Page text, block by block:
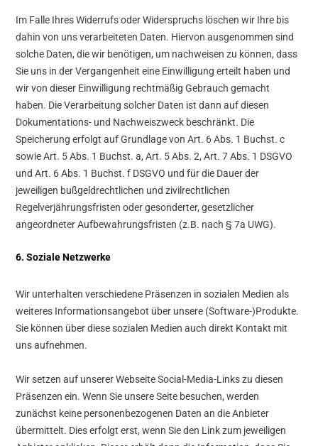
Im Falle Ihres Widerrufs oder Widerspruchs löschen wir Ihre bis
dahin von uns verarbeiteten Daten. Hiervon ausgenommen sind
solche Daten, die wir benötigen, um nachweisen zu können, dass
Sie uns in der Vergangenheit eine Einwilligung erteilt haben und
wir von dieser Einwilligung rechtmäßig Gebrauch gemacht
haben. Die Verarbeitung solcher Daten ist dann auf diesen
Dokumentations- und Nachweiszweck beschränkt. Die
Speicherung erfolgt auf Grundlage von Art. 6 Abs. 1 Buchst. c
sowie Art. 5 Abs. 1 Buchst. a, Art. 5 Abs. 2, Art. 7 Abs. 1 DSGVO
und Art. 6 Abs. 1 Buchst. f DSGVO und für die Dauer der
jeweiligen bußgeldrechtlichen und zivilrechtlichen
Regelverjährungsfristen oder gesonderter, gesetzlicher
angeordneter Aufbewahrungsfristen (z.B. nach § 7a UWG).
6. Soziale Netzwerke
Wir unterhalten verschiedene Präsenzen in sozialen Medien als
weiteres Informationsangebot über unsere (Software-)Produkte.
Sie können über diese sozialen Medien auch direkt Kontakt mit
uns aufnehmen.
Wir setzen auf unserer Webseite Social-Media-Links zu diesen
Präsenzen ein. Wenn Sie unsere Seite besuchen, werden
zunächst keine personenbezogenen Daten an die Anbieter
übermittelt. Dies erfolgt erst, wenn Sie den Link zum jeweiligen